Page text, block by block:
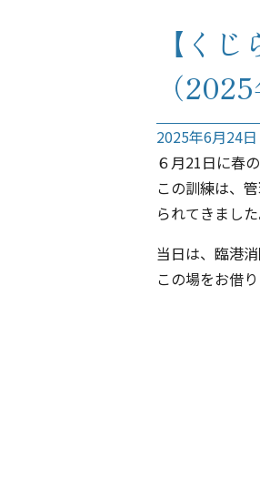
【く
（
2025年6月24日
６月21日に春
この訓練は、
られてきました
当日は、臨港
この場をお借